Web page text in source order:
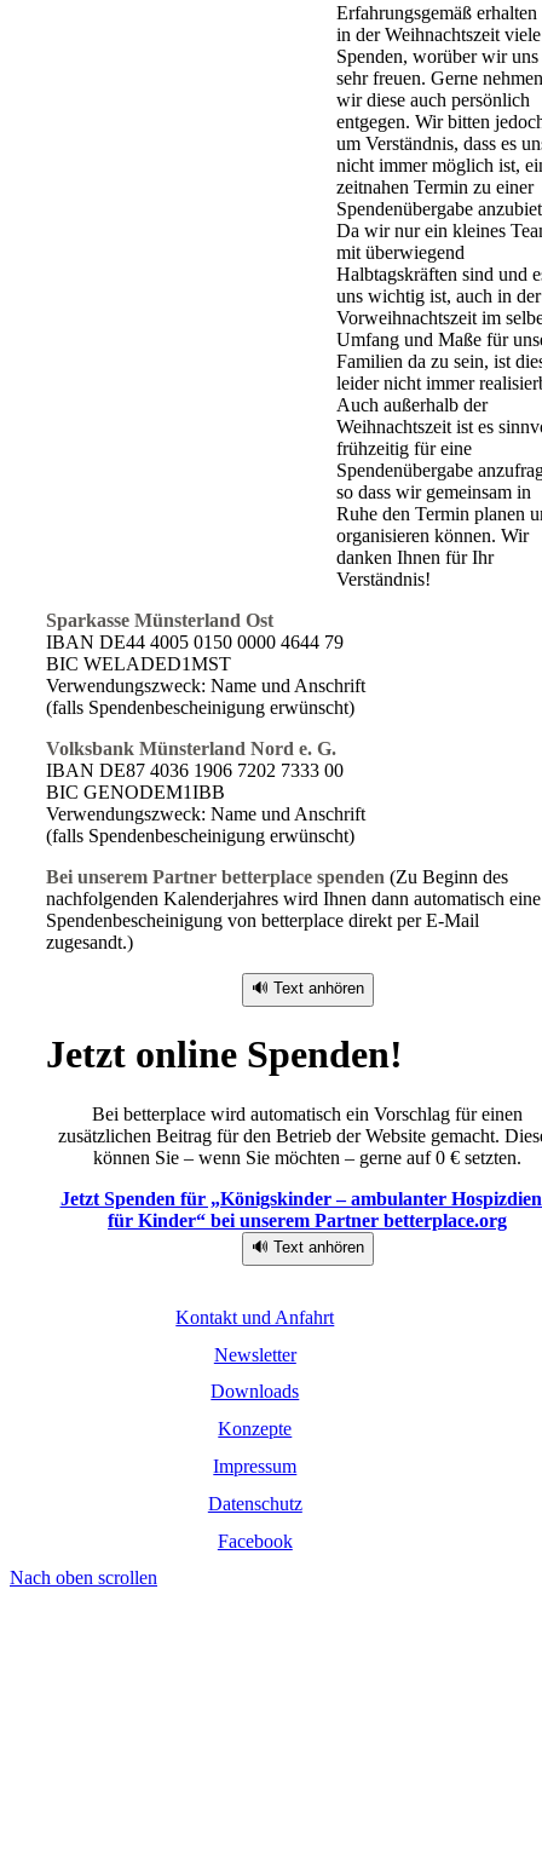
Erfahrungsgemäß
in der Weihnachtszeit viele
Spenden, worüber wir uns
sehr freuen. Gerne nehmen
wir diese auch persönlich
entgegen. Wir bitten
um Verständnis, dass es
nicht immer möglich ist,
zeitnahen Termin zu einer
Spendenübergabe
Da wir nur ein kleines
mit überwiegend
Halbtagskräften sind und
uns wichtig ist, auch in der
Vorweihnachtszeit im
Umfang und Maße für
Familien da zu sein, ist
leider nicht immer
Auch außerhalb der
Weihnachtszeit ist es
frühzeitig für eine
Spendenübergabe
so dass wir gemeinsam in
Ruhe den Termin planen
organisieren können. Wir
danken Ihnen für Ihr
Verständnis!
Sparkasse Münsterland Ost
IBAN DE44 4005 0150 0000 4644 79
BIC WELADED1MST
Verwendungszweck: Name und Anschrift
(falls Spendenbescheinigung erwünscht)
Volksbank Münsterland Nord e. G.
IBAN DE87 4036 1906 7202 7333 00
BIC GENODEM1IBB
Verwendungszweck: Name und Anschrift
(falls Spendenbescheinigung erwünscht)
Bei unserem Partner betterplace spenden (Zu Beginn des
nachfolgenden Kalenderjahres wird Ihnen dann automatisch eine
Spendenbescheinigung von betterplace direkt per E-Mail
zugesandt.)
🔊 Text anhören
Jetzt online Spenden!
Bei betterplace wird automatisch ein Vorschlag für einen
zusätzlichen Beitrag für den Betrieb der Website gemacht.
können Sie – wenn Sie möchten – gerne auf 0 € setzten.
Jetzt Spenden für „Königskinder – ambulanter
für Kinder“ bei unserem Partner betterplace.org
🔊 Text anhören
Kontakt und Anfahrt
Newsletter
Downloads
Konzepte
Impressum
Datenschutz
Facebook
Nach oben scrollen